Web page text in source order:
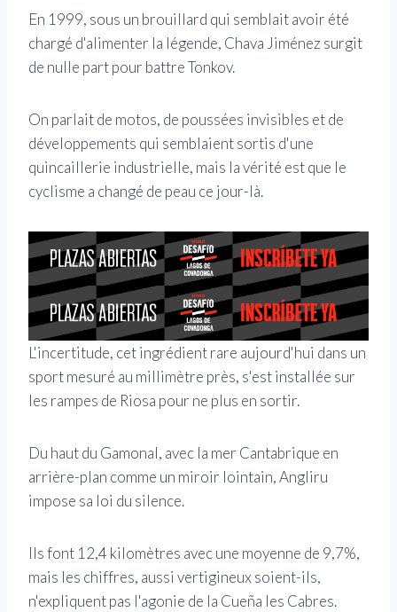
En 1999, sous un brouillard qui semblait avoir été
chargé d'alimenter la légende, Chava Jiménez surgit
de nulle part pour battre Tonkov.
On parlait de motos, de poussées invisibles et de
développements qui semblaient sortis d'une
quincaillerie industrielle, mais la vérité est que le
cyclisme a changé de peau ce jour-là.
L'incertitude, cet ingrédient rare aujourd'hui dans un
sport mesuré au millimètre près, s'est installée sur
les rampes de Riosa pour ne plus en sortir.
Du haut du Gamonal, avec la mer Cantabrique en
arrière-plan comme un miroir lointain, Angliru
impose sa loi du silence.
Ils font 12,4 kilomètres avec une moyenne de 9,7%,
mais les chiffres, aussi vertigineux soient-ils,
n'expliquent pas l'agonie de la Cueña les Cabres.